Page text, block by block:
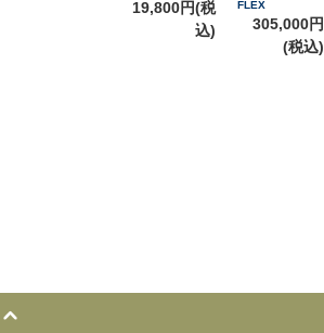
19,800円(税
込)
FLEX
305,000円
(税込)